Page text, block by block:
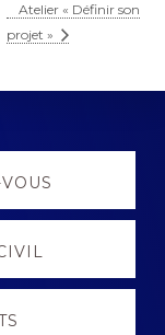
Atelier « Définir son
projet »